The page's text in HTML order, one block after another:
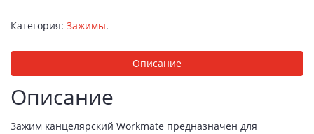
Категория: Зажимы.
Описание
Описание
Зажим канцелярский Workmate предназначен для